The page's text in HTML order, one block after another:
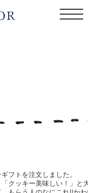
フトを注文しました。
クッキー美味しい！」と